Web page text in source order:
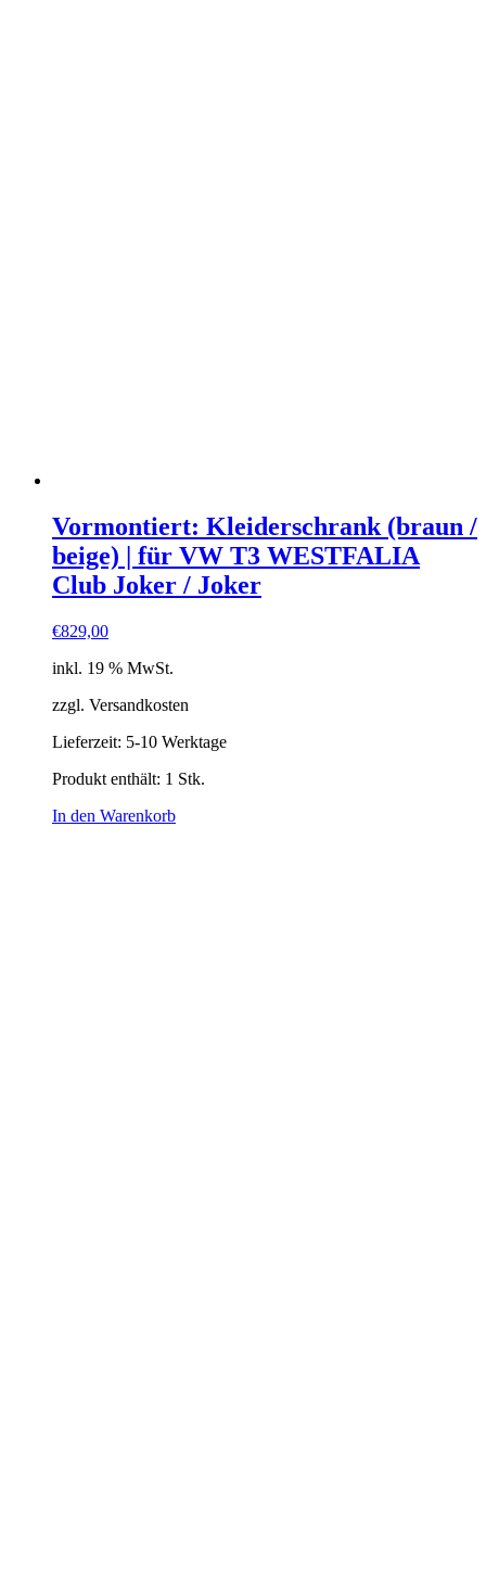
Vormontiert: Kleiderschrank (braun /
beige) | für VW T3 WESTFALIA
Club Joker / Joker
€829,00
inkl. 19 % MwSt.
zzgl. Versandkosten
Lieferzeit: 5-10 Werktage
Produkt enthält: 1 Stk.
In den Warenkorb